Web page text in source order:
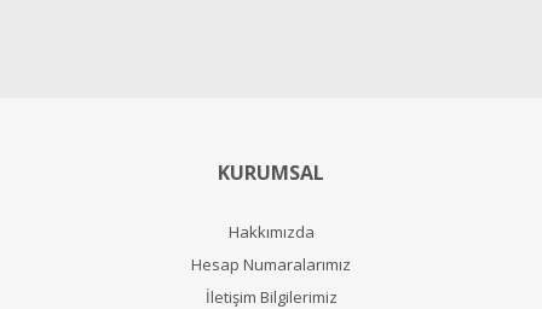
KURUMSAL
Hakkımızda
Hesap Numaralarımız
İletişim Bilgilerimiz